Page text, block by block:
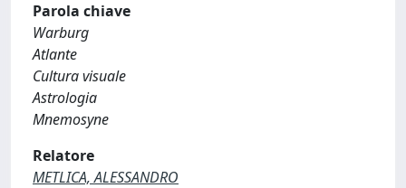
Parola chiave
Warburg
Atlante
Cultura visuale
Astrologia
Mnemosyne
Relatore
METLICA, ALESSANDRO